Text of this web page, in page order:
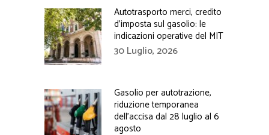
Autotrasporto merci, credito
d’imposta sul gasolio: le
indicazioni operative del MIT
30 Luglio, 2026
Gasolio per autotrazione,
riduzione temporanea
dell’accisa dal 28 luglio al 6
agosto